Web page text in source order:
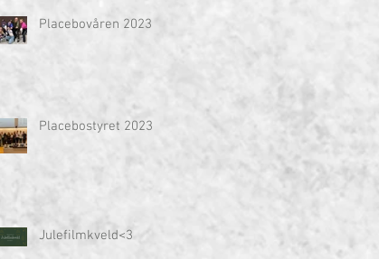
Placebovåren 2023
Placebostyret 2023
Julefilmkveld<3